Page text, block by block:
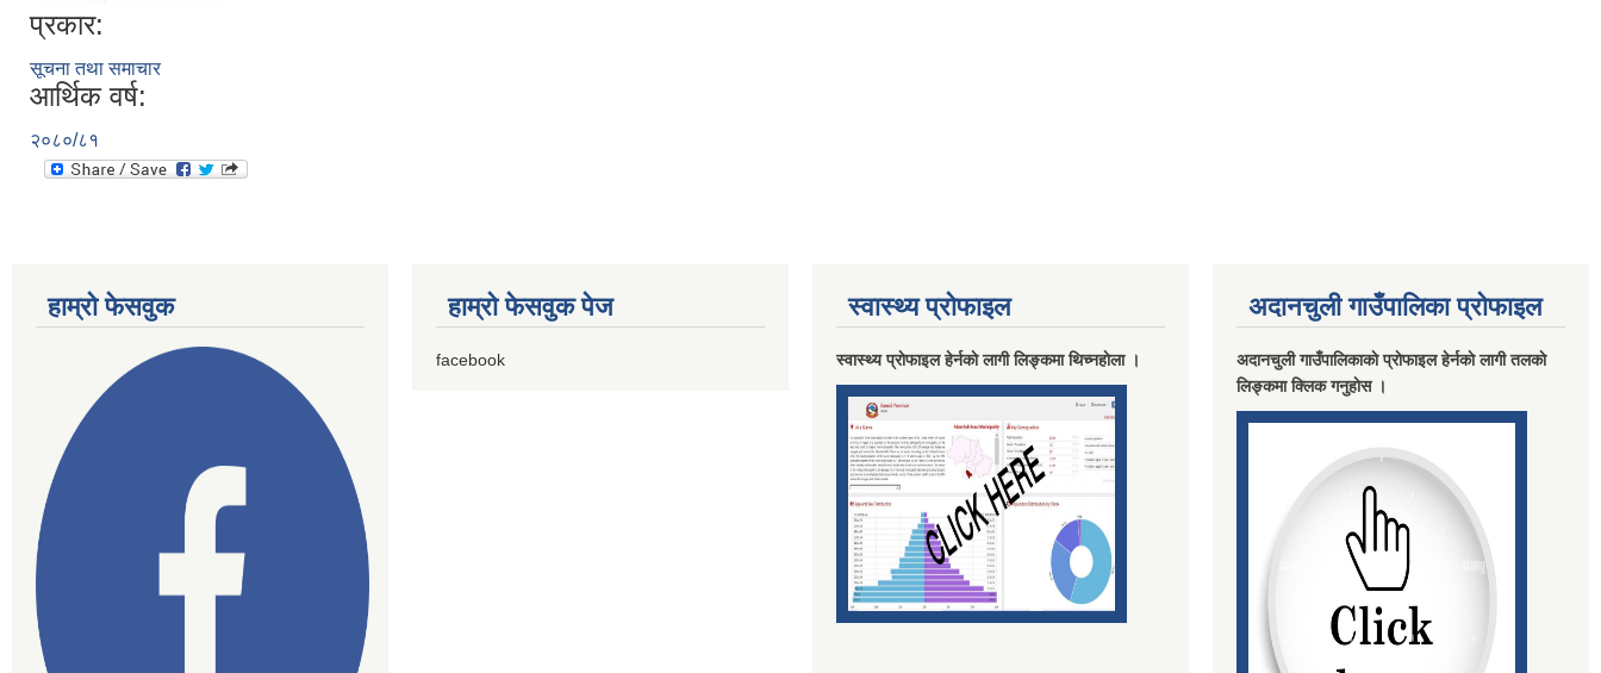
प्रकार:
सूचना तथा समाचार
आर्थिक वर्ष:
२०८०/८१
हाम्राे फेसवुक हाम्राे फेसवुक पेज
facebook
स्वास्थ्य प्राेफाइल
स्वास्थ्य प्राेफाइल हेर्नकाे लागी लिङ्कमा थिच्नहाेला ।
अदानचुली गाउँपालिका प्राेफाइल
अदानचुली गाउँपालिकाकाे प्राेफाइल हेर्नकाे लागी तलकाे
लिङ्कमा क्लिक गनुहाेस ।